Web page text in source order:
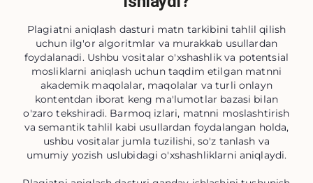
Plagiatni aniqlash dasturi matn tarkibini tahlil qilish
uchun ilg'or algoritmlar va murakkab usullardan
foydalanadi. Ushbu vositalar o'xshashlik va potentsial
mosliklarni aniqlash uchun taqdim etilgan matnni
akademik maqolalar, maqolalar va turli onlayn
kontentdan iborat keng ma'lumotlar bazasi bilan
o'zaro tekshiradi. Barmoq izlari, matnni moslashtirish
va semantik tahlil kabi usullardan foydalangan holda,
ushbu vositalar jumla tuzilishi, so'z tanlash va
umumiy yozish uslubidagi o'xshashliklarni aniqlaydi.